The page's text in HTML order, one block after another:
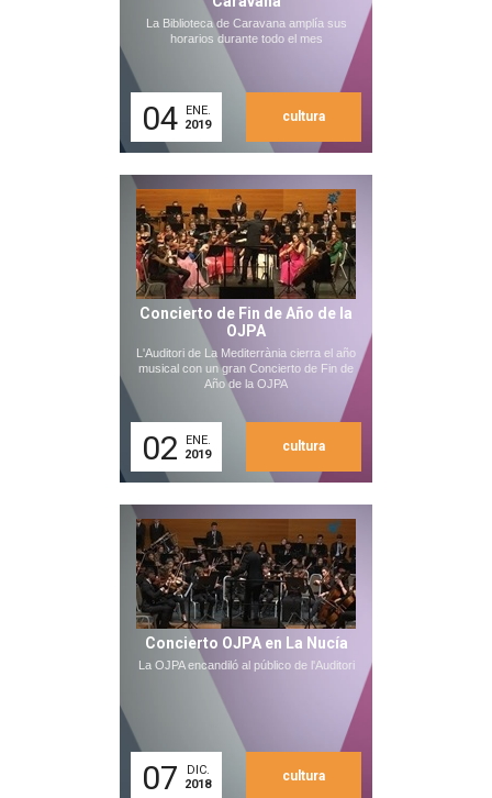
La Biblioteca de Caravana amplía sus
horarios durante todo el mes
04
ENE.
2019
cultura
Concierto de Fin de Año de la
OJPA
L'Auditori de La Mediterrània cierra el año
musical con un gran Concierto de Fin de
Año de la OJPA
02
ENE.
2019
cultura
Concierto OJPA en La Nucía
La OJPA encandiló al público de l'Auditori
07
DIC.
2018
cultura